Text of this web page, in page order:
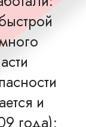
и
года);